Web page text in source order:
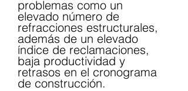
problemas como un
elevado número de
refracciones estructurales,
además de un elevado
índice de reclamaciones,
baja productividad y
retrasos en el cronograma
de construcción.